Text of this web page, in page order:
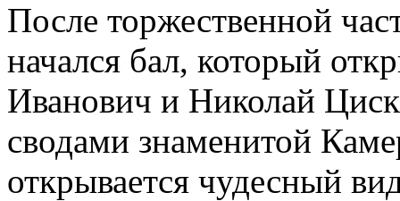
После торжественной
начался бал, который
Иванович и Николай
сводами знаменитой
открывается чудесный